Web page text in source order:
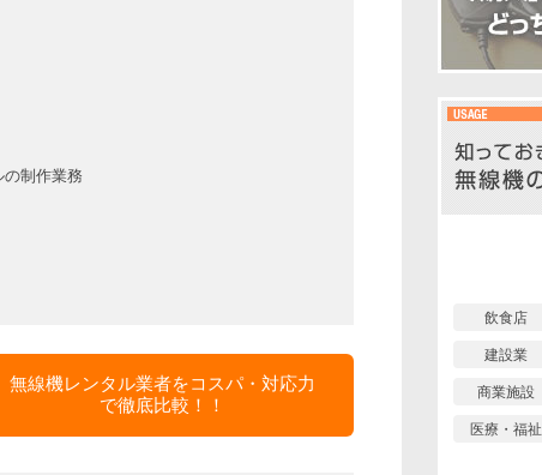
制作業務
無線機レンタル業者をコスパ・対応力
で徹底比較！！
飲食店
建設業
商業施設
医療・福祉